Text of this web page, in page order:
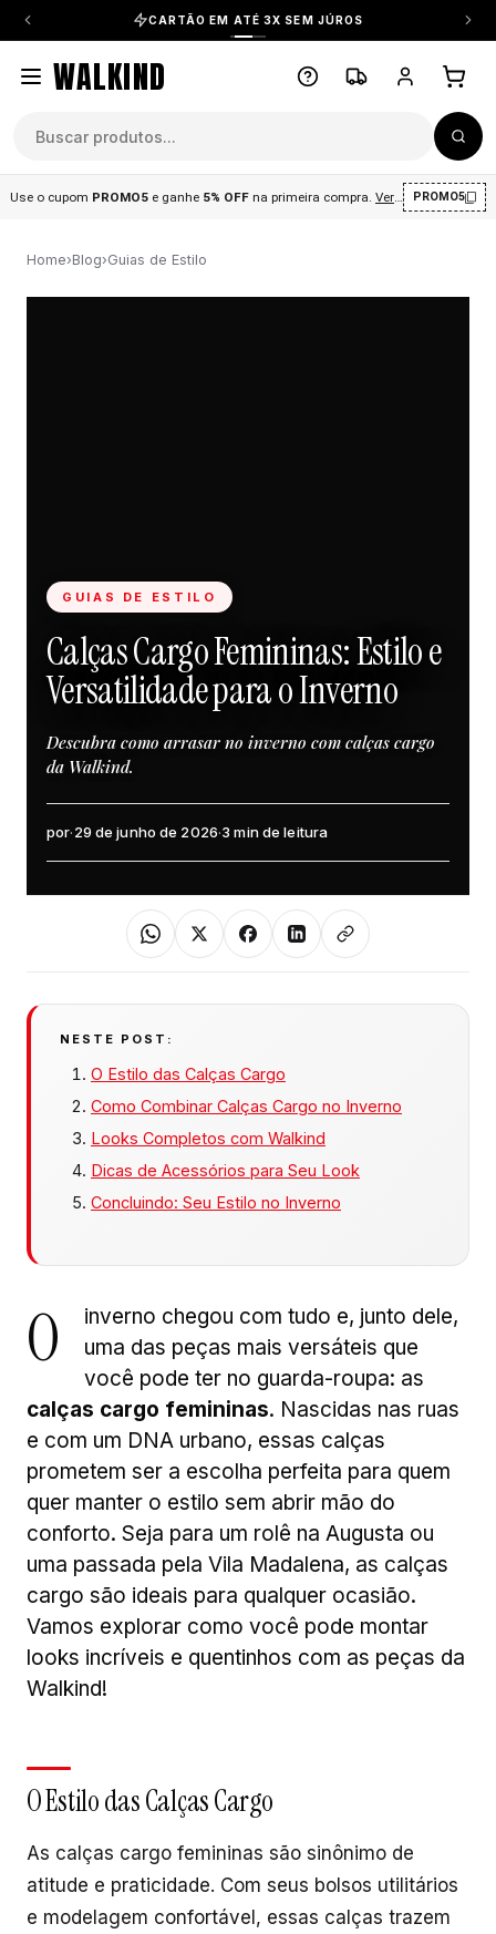
CARTÃO EM ATÉ 3X SEM JÚROS
WALKIND
Use o cupom PROMO5 e ganhe 5% OFF na primeira compra Ver condições .
PROMO5
Home›Blog›Guias de Estilo
GUIAS DE ESTILO
Calças Cargo Femininas: Estilo e
Versatilidade para o Inverno
Descubra como arrasar no inverno com calças cargo
da Walkind.
por·29 de junho de 2026·3 min de leitura
NESTE POST:
O Estilo das Calças Cargo
Como Combinar Calças Cargo no Inverno
Looks Completos com Walkind
Dicas de Acessórios para Seu Look
Concluindo: Seu Estilo no Inverno
O
inverno chegou com tudo e, junto dele,
uma das peças mais versáteis que
você pode ter no guarda-roupa: as
calças cargo femininas. Nascidas nas ruas
e com um DNA urbano, essas calças
prometem ser a escolha perfeita para quem
quer manter o estilo sem abrir mão do
conforto. Seja para um rolê na Augusta ou
uma passada pela Vila Madalena, as calças
cargo são ideais para qualquer ocasião.
Vamos explorar como você pode montar
looks incríveis e quentinhos com as peças da
Walkind!
O Estilo das Calças Cargo
As calças cargo femininas são sinônimo de
atitude e praticidade. Com seus bolsos utilitários
e modelagem confortável, essas calças trazem